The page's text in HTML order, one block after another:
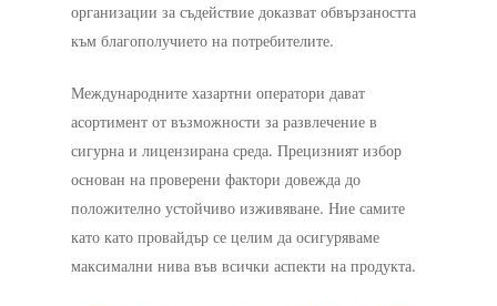
организации за съдействие доказват обвързаността
към благополучието на потребителите.
Международните хазартни оператори дават
асортимент от възможности за развлечение в
сигурна и лицензирана среда. Прецизният избор
основан на проверени фактори довежда до
положително устойчиво изживяване. Ние самите
като като провайдър се целим да осигуряваме
максимални нива във всички аспекти на продукта.